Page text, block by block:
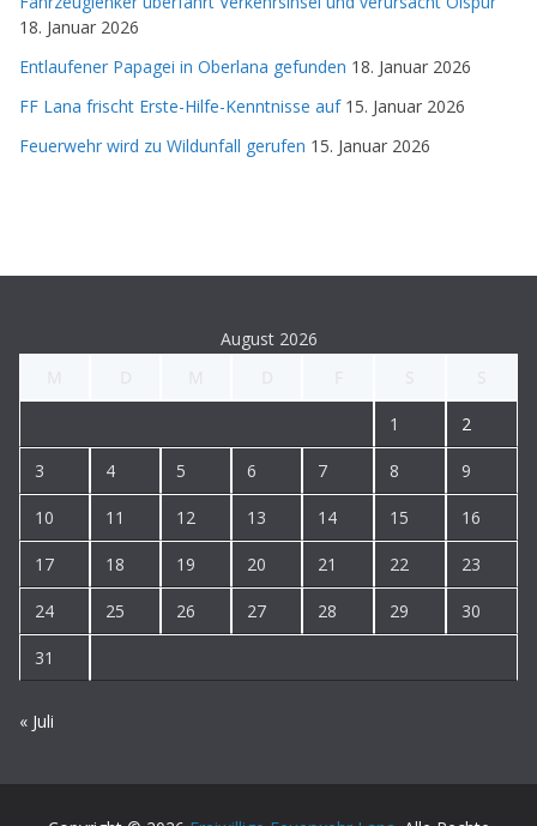
18. Januar 2026
Entlaufener Papagei in Oberlana gefunden 18. Januar 2026
FF Lana frischt Erste-Hilfe-Kenntnisse auf 15. Januar 2026
Feuerwehr wird zu Wildunfall gerufen 15. Januar 2026
August 2026
1 2
3 4 5 6 7 8 9
10 11 12 13 14 15 16
17 18 19 20 21 22 23
24 25 26 27 28 29 30
31
« Juli